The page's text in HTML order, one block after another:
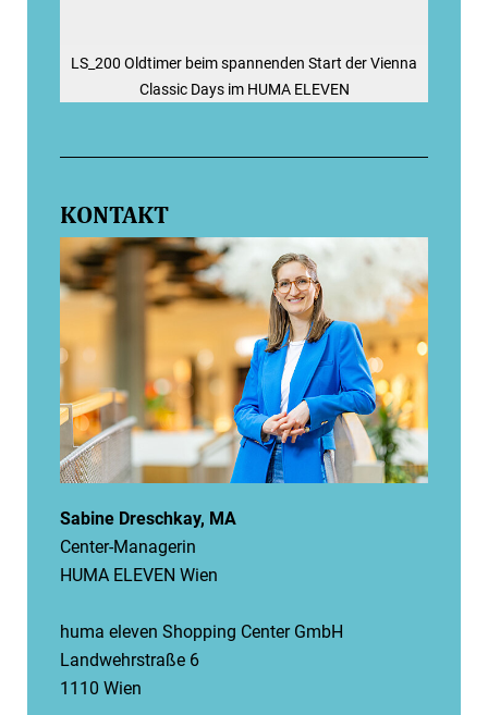
LS_200 Oldtimer beim spannenden Start der Vienna
Classic Days im HUMA ELEVEN
KONTAKT
Sabine Dreschkay, MA
Center-Managerin
HUMA ELEVEN Wien
huma eleven Shopping Center GmbH
Landwehrstraße 6
1110 Wien